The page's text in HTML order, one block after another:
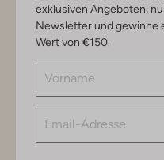
exklusiven Angeboten,
Newsletter und gewinne
Wert von €150.